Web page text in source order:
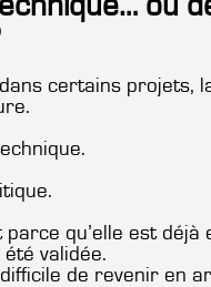
certains projets,
qu’elle est déjà
été validée.
difficile de revenir en